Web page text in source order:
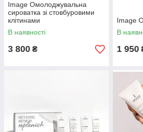
Image Омолоджувальна
сироватка зі стовбуровими
клітинами
В наявності
3 800 ₴
Image
В
1 950